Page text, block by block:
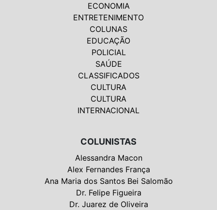
ECONOMIA
ENTRETENIMENTO
COLUNAS
EDUCAÇÃO
POLICIAL
SAÚDE
CLASSIFICADOS
CULTURA
CULTURA
INTERNACIONAL
COLUNISTAS
Alessandra Macon
Alex Fernandes França
Ana Maria dos Santos Bei Salomão
Dr. Felipe Figueira
Dr. Juarez de Oliveira